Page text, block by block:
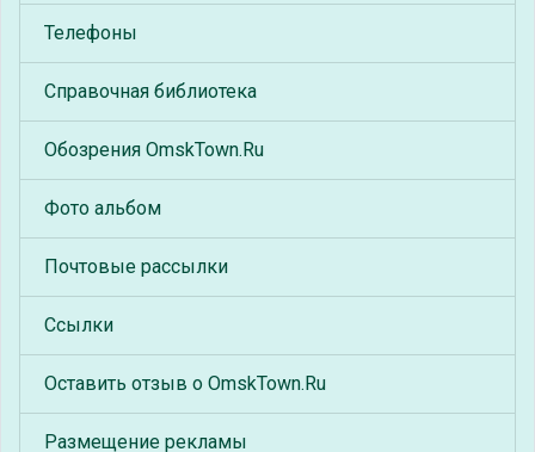
Телефоны
Справочная библиотека
Обозрения OmskTown.Ru
Фото альбом
Почтовые рассылки
Ссылки
Оставить отзыв о OmskTown.Ru
Размещение рекламы